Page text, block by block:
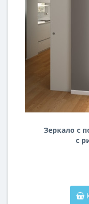
Зеркало с
с